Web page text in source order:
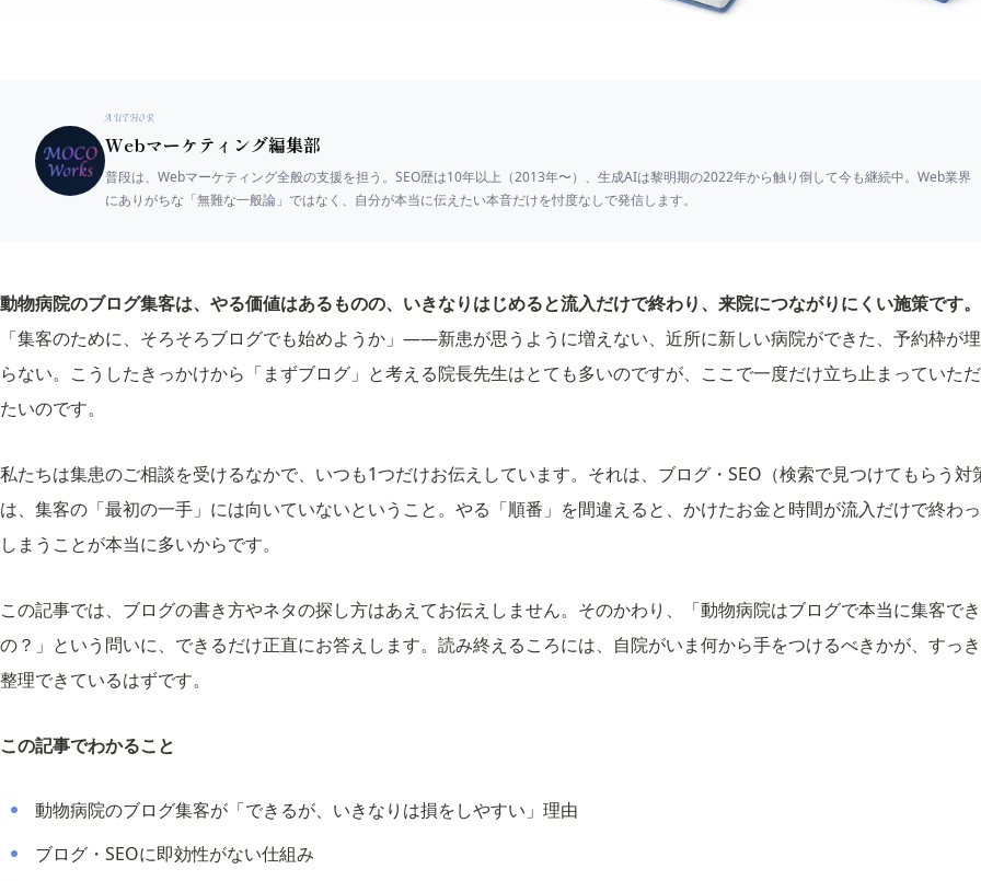
AUTHOR
Webマーケティング編集部
普段は、Webマーケティング全般の支援を担う。SEO歴は10年以上（2013年〜）、生成AIは黎明期の2022年から触り倒して今も継続中。Web業界
にありがちな「無難な一般論」ではなく、自分が本当に伝えたい本音だけを忖度なしで発信します。
動物病院のブログ集客は、やる価値はあるものの、いきなりはじめると流入だけで終わり、来院につながりにくい施策です。
「集客のために、そろそろブログでも始めようか」――新患が思うように増えない、近所に新しい病院ができた、予約枠が
らない。こうしたきっかけから「まずブログ」と考える院長先生はとても多いのですが、ここで一度だけ立ち止まっていた
たいのです。
私たちは集患のご相談を受けるなかで、いつも1つだけお伝えしています。それは、ブログ・SEO（検索で見つけてもらう対
は、集客の「最初の一手」には向いていないということ。やる「順番」を間違えると、かけたお金と時間が流入だけで終わ
しまうことが本当に多いからです。
この記事では、ブログの書き方やネタの探し方はあえてお伝えしません。そのかわり、「動物病院はブログで本当に集客で
の？」という問いに、できるだけ正直にお答えします。読み終えるころには、自院がいま何から手をつけるべきかが、すっ
整理できているはずです。
この記事でわかること
動物病院のブログ集客が「できるが、いきなりは損をしやすい」理由
ブログ・SEOに即効性がない仕組み